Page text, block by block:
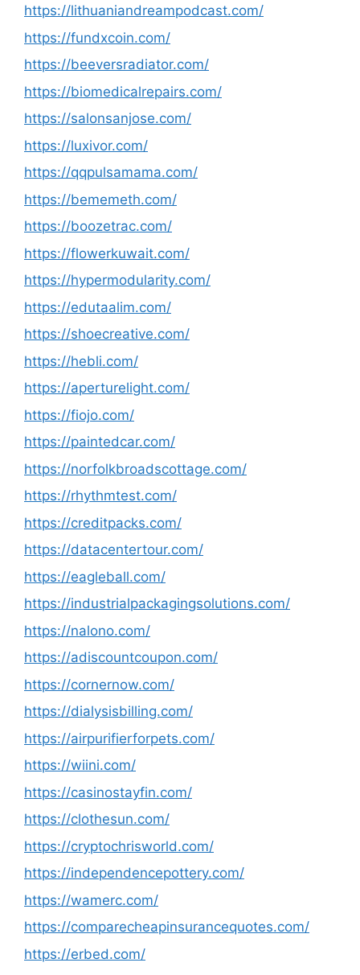
https://lithuaniandreampodcast.com/
https://fundxcoin.com/
https://beeversradiator.com/
https://biomedicalrepairs.com/
https://salonsanjose.com/
https://luxivor.com/
https://qqpulsamama.com/
https://bememeth.com/
https://boozetrac.com/
https://flowerkuwait.com/
https://hypermodularity.com/
https://edutaalim.com/
https://shoecreative.com/
https://hebli.com/
https://aperturelight.com/
https://fiojo.com/
https://paintedcar.com/
https://norfolkbroadscottage.com/
https://rhythmtest.com/
https://creditpacks.com/
https://datacentertour.com/
https://eagleball.com/
https://industrialpackagingsolutions.com/
https://nalono.com/
https://adiscountcoupon.com/
https://cornernow.com/
https://dialysisbilling.com/
https://airpurifierforpets.com/
https://wiini.com/
https://casinostayfin.com/
https://clothesun.com/
https://cryptochrisworld.com/
https://independencepottery.com/
https://wamerc.com/
https://comparecheapinsurancequotes.com/
https://erbed.com/